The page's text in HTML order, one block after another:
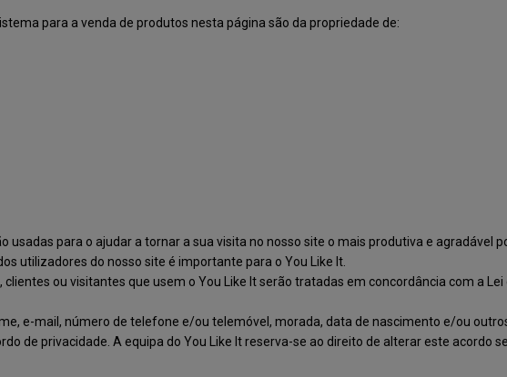
para a venda de produtos nesta página são da propriedade de:
usadas para o ajudar a tornar a sua visita no nosso site o mais produtiva e agradável
utilizadores do nosso site é importante para o You Like It.
ou visitantes que usem o You Like It serão tratadas em concordância com a
e-mail, número de telefone e/ou telemóvel, morada, data de nascimento e/ou
de privacidade. A equipa do You Like It reserva-se ao direito de alterar este acordo